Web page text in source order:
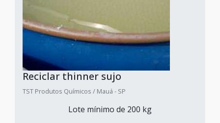
Reciclar thinner sujo
TST Produtos Químicos / Mauá - SP
Lote mínimo de 200 kg